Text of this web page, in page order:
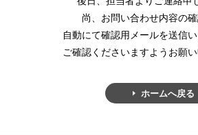
尚、お問い合わせ内容の確
自動にて確認用メールを送信い
ご確認くださいますようお願い
ホームへ戻る